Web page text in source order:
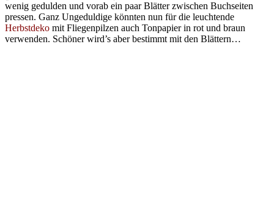
wenig gedulden und vorab ein paar Blätter zwischen Buchseiten
pressen. Ganz Ungeduldige könnten nun für die leuchtende
Herbstdeko mit Fliegenpilzen auch Tonpapier in rot und braun
verwenden. Schöner wird’s aber bestimmt mit den Blättern…